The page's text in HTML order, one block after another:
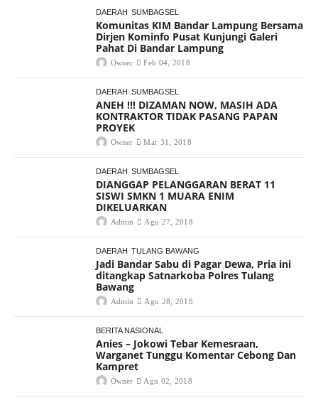
DAERAH SUMBAGSEL
Komunitas KIM Bandar Lampung Bersama
Dirjen Kominfo Pusat Kunjungi Galeri
Pahat Di Bandar Lampung
Owner Feb 04, 2018
DAERAH SUMBAGSEL
ANEH !!! DIZAMAN NOW, MASIH ADA
KONTRAKTOR TIDAK PASANG PAPAN
PROYEK
Owner Mar 31, 2018
DAERAH SUMBAGSEL
DIANGGAP PELANGGARAN BERAT 11
SISWI SMKN 1 MUARA ENIM
DIKELUARKAN
Admin Agu 27, 2018
DAERAH TULANG BAWANG
Jadi Bandar Sabu di Pagar Dewa, Pria ini
ditangkap Satnarkoba Polres Tulang
Bawang
Admin Agu 28, 2018
BERITA NASIONAL
Anies – Jokowi Tebar Kemesraan,
Warganet Tunggu Komentar Cebong Dan
Kampret
Owner Agu 02, 2018